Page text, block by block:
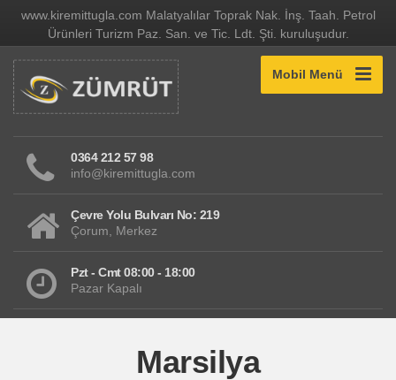
www.kiremittugla.com Malatyalılar Toprak Nak. İnş. Taah. Petrol
Ürünleri Turizm Paz. San. ve Tic. Ldt. Şti. kuruluşudur.
Mobil Menü
0364 212 57 98
info@kiremittugla.com
Çevre Yolu Bulvarı No: 219
Çorum, Merkez
Pzt - Cmt 08:00 - 18:00
Pazar Kapalı
Marsilya